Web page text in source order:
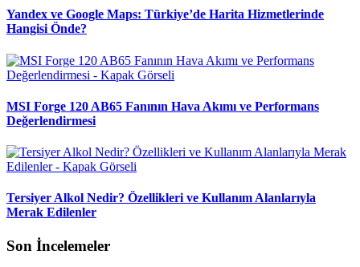
Yandex ve Google Maps: Türkiye’de Harita Hizmetlerinde
Hangisi Önde?
MSI Forge 120 AB65 Fanının Hava Akımı ve Performans
Değerlendirmesi
Tersiyer Alkol Nedir? Özellikleri ve Kullanım Alanlarıyla
Merak Edilenler
Son İncelemeler